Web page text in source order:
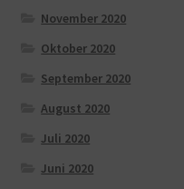
November 2020
Oktober 2020
September 2020
August 2020
Juli 2020
Juni 2020